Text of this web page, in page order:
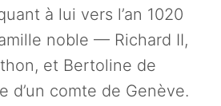
à lui vers l’an 1020
noble — Richard II,
et Bertoline de
d’un comte de Genève.